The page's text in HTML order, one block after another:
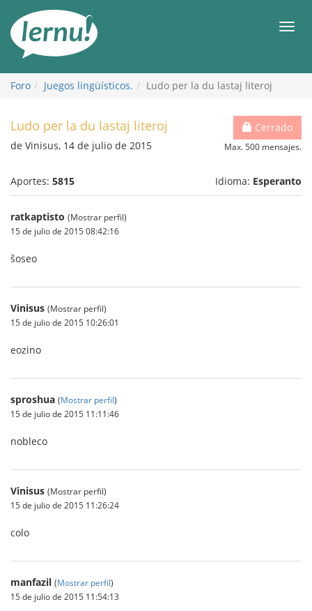
Foro Juegos lingüísticos. Ludo per la du lastaj literoj
Cerrado
Max. 500 mensajes.
Ludo per la du lastaj literoj
de Vinisus, 14 de julio de 2015
Aportes: 5815 Idioma: Esperanto
ratkaptisto (Mostrar perfil)
15 de julio de 2015 08:42:16
ŝoseo
Vinisus (Mostrar perfil)
15 de julio de 2015 10:26:01
eozino
sproshua (Mostrar perfil)
15 de julio de 2015 11:11:46
nobleco
Vinisus (Mostrar perfil)
15 de julio de 2015 11:26:24
colo
manfazil (Mostrar perfil)
15 de julio de 2015 11:54:13